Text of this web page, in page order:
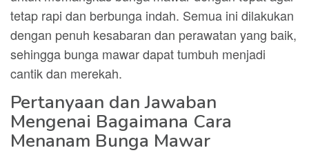
tetap rapi dan berbunga indah. Semua ini dilakukan
dengan penuh kesabaran dan perawatan yang baik,
sehingga bunga mawar dapat tumbuh menjadi
cantik dan merekah.
Pertanyaan dan Jawaban
Mengenai Bagaimana Cara
Menanam Bunga Mawar